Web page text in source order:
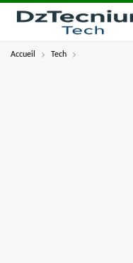
Accueil Tech